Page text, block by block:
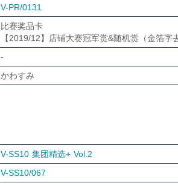
V-PR/0131
比赛奖品卡
【2019/12】店铺大赛冠军赏&随机赏（金箔字
-
かわすみ
V-SS10 集团精选+ Vol.2
V-SS10/067